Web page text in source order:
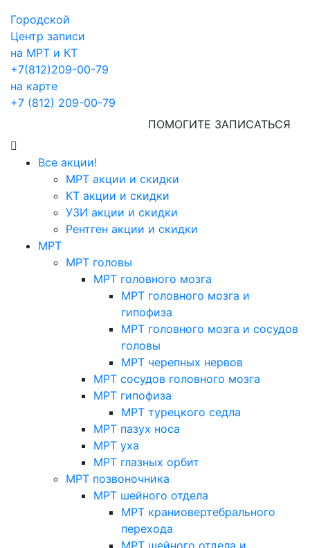
Городской
Центр записи
на МРТ и КТ
+7(812)209-00-79
на карте
+7 (812) 209-00-79
ПОМОГИТЕ ЗАПИСАТЬСЯ
Все акции!
МРТ акции и скидки
КТ акции и скидки
УЗИ акции и скидки
Рентген акции и скидки
МРТ
МРТ головы
МРТ головного мозга
МРТ головного мозга и
гипофиза
МРТ головного мозга и сосудов
головы
МРТ черепных нервов
МРТ сосудов головного мозга
МРТ гипофиза
МРТ турецкого седла
МРТ пазух носа
МРТ уха
МРТ глазных орбит
МРТ позвоночника
МРТ шейного отдела
МРТ краниовертебрального
перехода
МРТ шейного отдела и